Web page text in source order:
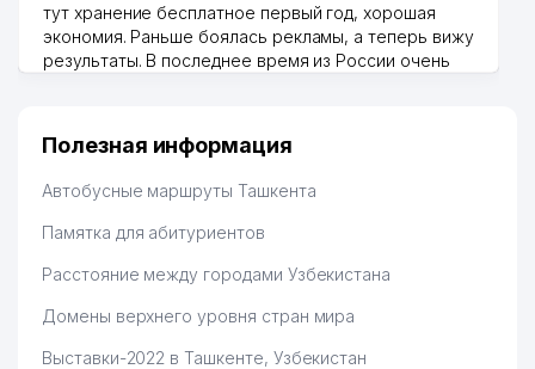
тут хранение бесплатное первый год, хорошая
экономия. Раньше боялась рекламы, а теперь вижу
результаты. В последнее время из России очень
Hamida 03.08.2026 12:45:39
Полезная информация
Автобусные маршруты Ташкента
Памятка для абитуриентов
Расстояние между городами Узбекистана
Домены верхнего уровня стран мира
Выставки-2022 в Ташкенте, Узбекистан